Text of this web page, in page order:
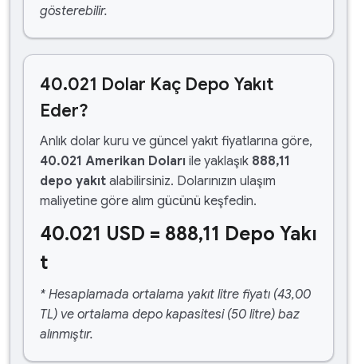
gösterebilir.
40.021 Dolar Kaç Depo Yakıt
Eder?
Anlık dolar kuru ve güncel yakıt fiyatlarına göre,
40.021 Amerikan Doları ile yaklaşık 888,11
depo yakıt alabilirsiniz. Dolarınızın ulaşım
maliyetine göre alım gücünü keşfedin.
40.021 USD = 888,11 Depo Yakı
t
* Hesaplamada ortalama yakıt litre fiyatı (43,00
TL) ve ortalama depo kapasitesi (50 litre) baz
alınmıştır.